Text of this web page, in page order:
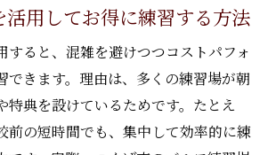
活用してお得に練習する方法
すると、混雑を避けつつコストパフォ
できます。理由は、多くの練習場が朝
特典を設けているためです。たとえ
前の短時間でも、集中して効率的に練